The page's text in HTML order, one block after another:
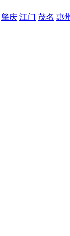
肇庆 江门 茂名 惠